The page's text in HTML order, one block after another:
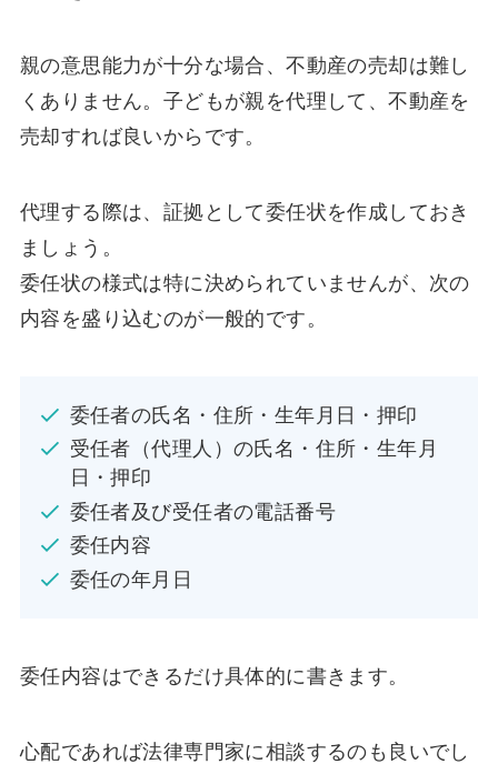
親の意思能力が十分な場合、不動産の売却は難し
くありません。子どもが親を代理して、不動産を
売却すれば良いからです。
代理する際は、証拠として委任状を作成しておき
ましょう。
委任状の様式は特に決められていませんが、次の
内容を盛り込むのが一般的です。
委任者の氏名・住所・生年月日・押印
受任者（代理人）の氏名・住所・生年月
日・押印
委任者及び受任者の電話番号
委任内容
委任の年月日
委任内容はできるだけ具体的に書きます。
心配であれば法律専門家に相談するのも良いでし